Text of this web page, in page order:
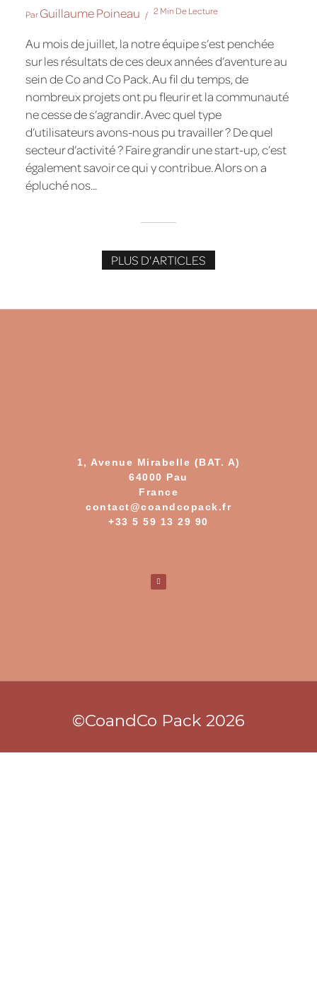
ParGuillaume Poineau 2 Min De Lecture
Au mois de juillet, la notre équipe s’est penchée
sur les résultats de ces deux années d’aventure au
sein de Co and Co Pack. Au fil du temps, de
nombreux projets ont pu fleurir et la communauté
ne cesse de s’agrandir. Avec quel type
d’utilisateurs avons-nous pu travailler ? De quel
secteur d’activité ? Faire grandir une start-up, c’est
également savoir ce qui y contribue. Alors on a
épluché nos...
PLUS D'ARTICLES
1, Avenue Mirabelle (BAT. A)
64000 Pau
France
contact@coandcopack.fr
+33 5 59 13 29 90
©CoandCo Pack 2026